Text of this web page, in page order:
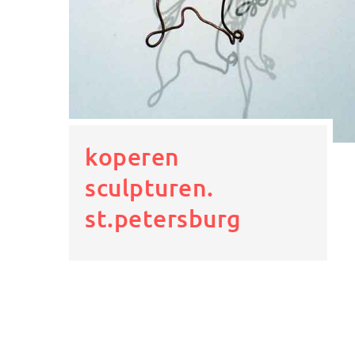
koperen
sculpturen.
st.petersburg